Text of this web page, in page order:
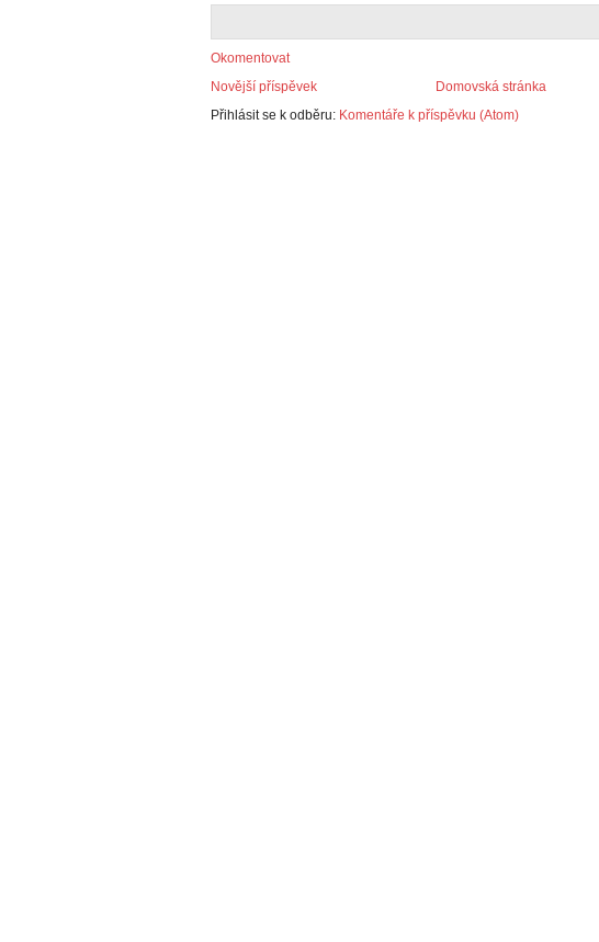
Okomentovat
Novější příspěvek
Domovská stránka
Přihlásit se k odběru: Komentáře k příspěvku (Atom)